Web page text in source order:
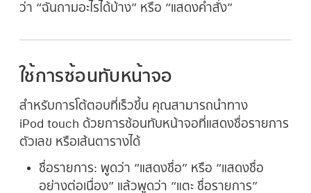
ว่า “ฉันถามอะไรได้บ้าง” หรือ “แสดงคำสั่ง”
ใช้การซ้อนทับหน้าจอ
สำหรับการโต้ตอบที่เร็วขึ้น คุณสามารถนำทาง
iPod touch ด้วยการซ้อนทับหน้าจอที่แสดงชื่อรายการ
ตัวเลข หรือเส้นตารางได้
ชื่อรายการ: พูดว่า “แสดงชื่อ” หรือ “แสดงชื่อ
อย่างต่อเนื่อง” แล้วพูดว่า “แตะชื่อรายการ”